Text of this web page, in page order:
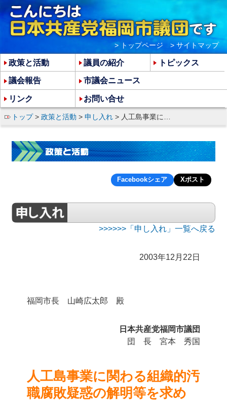
トップ> 政策と活動 > 申し入れ > 人工島事業に関わる組織的汚職腐敗疑惑の解明等を求める申し入れ
Facebookシェア Xポスト
>>>「申し入れ」一覧へ戻る
2003年12月22日
福岡市長 山崎広太郎 殿
日本共産党福岡市議団
団 長 宮本 秀国
人工島事業に関わる組織的汚
職腐敗疑惑の解明等を求め
政策と活動 議員の紹介 トピックス
議会報告 市議会ニュース
リンク お問い合せ
> トップページ > サイトマップ